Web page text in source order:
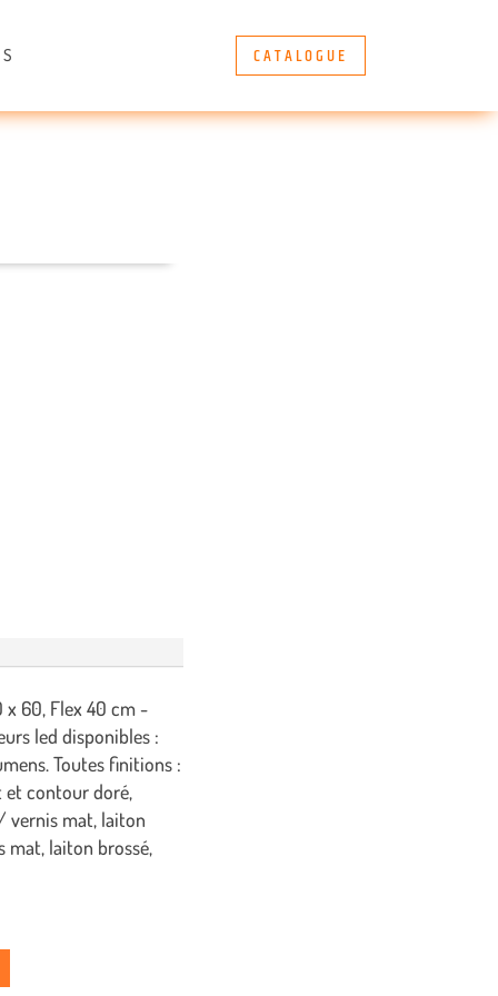
CATALOGUE
x 60, Flex 40 cm -
led disponibles :
Toutes finitions :
contour doré,
vernis mat, laiton
laiton brossé,